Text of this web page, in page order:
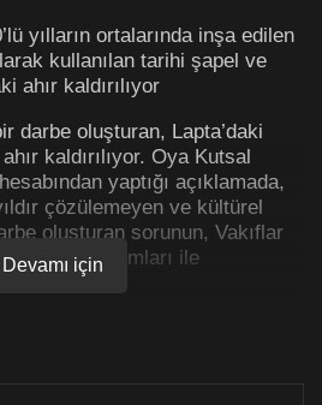
yılların ortalarında inşa edilen
kullanılan tarihi şapel ve
ahır kaldırılıyor
darbe oluşturan, Lapta’daki
kaldırılıyor. Oya Kutsal
yaptığı açıklamada,
çözülemeyen ve kültürel
oluşturan sorunun, Vakıflar
yardımları ile
Devamı için